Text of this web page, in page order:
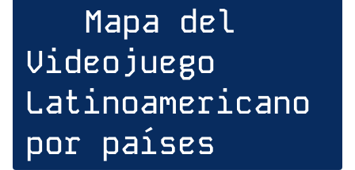
Mapa del
Videojuego
Latinoamericano
por países